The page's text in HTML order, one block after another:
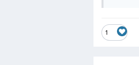
1